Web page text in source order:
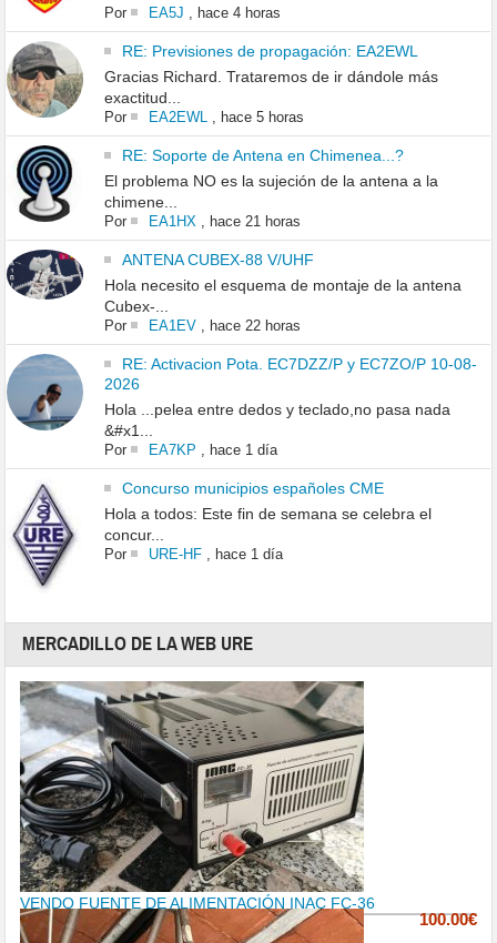
Por EA5J hace 4 horas
RE: Previsiones de propagación: EA2EWL
Gracias Richard. Trataremos de ir dándole más
exactitud...
Por EA2EWL hace 5 horas
RE: Soporte de Antena en Chimenea...?
El problema NO es la sujeción de la antena a la
chimene...
Por EA1HX hace 21 horas
ANTENA CUBEX-88 V/UHF
Hola necesito el esquema de montaje de la antena
Cubex-...
Por EA1EV, hace 22 horas
RE: Activacion Pota. EC7DZZ/P y EC7ZO/P 10-08-
2026
Hola ...pelea entre dedos y teclado,no pasa nada
&#x1...
Por EA7KP hace 1 día
Concurso municipios españoles CME
Hola a todos: Este fin de semana se celebra el
concur...
Por URE-HF, hace 1 día
MERCADILLO DE LA WEB URE
VENDO FUENTE DE ALIMENTACIÓN INAC FC-36
100.00€